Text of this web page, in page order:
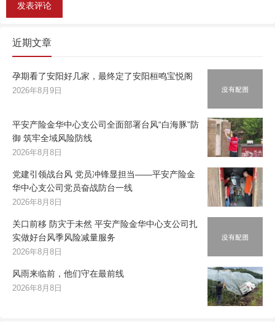
近期文章
孕期看了安阳好几家，最终定了安阳桓鸣宝悦阁
2026年8月9日
平安产险金华中心支公司全面部署台风“白海豚”防
御 筑牢全域风险防线
2026年8月8日
党建引领战台风 党员冲锋显担当——平安产险金
华中心支公司党员奋战防台一线
2026年8月8日
关口前移 防灾于未然 平安产险金华中心支公司扎
实做好台风季风险减量服务
2026年8月8日
风雨来临前，他们守在最前线
2026年8月8日